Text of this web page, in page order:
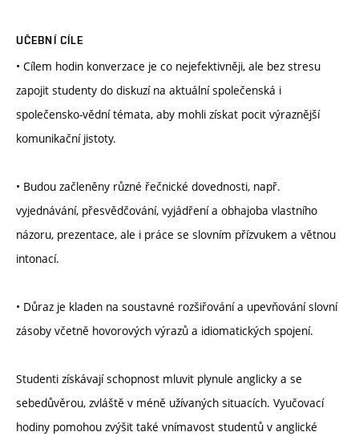
UČEBNÍ CÍLE
• Cílem hodin konverzace je co nejefektivněji, ale bez stresu
zapojit studenty do diskuzí na aktuální společenská i
společensko-vědní témata, aby mohli získat pocit výraznější
komunikační jistoty.
• Budou začleněny různé řečnické dovednosti, např.
vyjednávání, přesvědčování, vyjádření a obhajoba vlastního
názoru, prezentace, ale i práce se slovním přízvukem a větnou
intonací.
• Důraz je kladen na soustavné rozšiřování a upevňování slovní
zásoby včetně hovorových výrazů a idiomatických spojení.
Studenti získávají schopnost mluvit plynule anglicky a se
sebedůvěrou, zvláště v méně užívaných situacích. Vyučovací
hodiny pomohou zvýšit také vnímavost studentů v anglické